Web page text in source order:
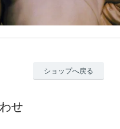
ショップへ戻る
せ